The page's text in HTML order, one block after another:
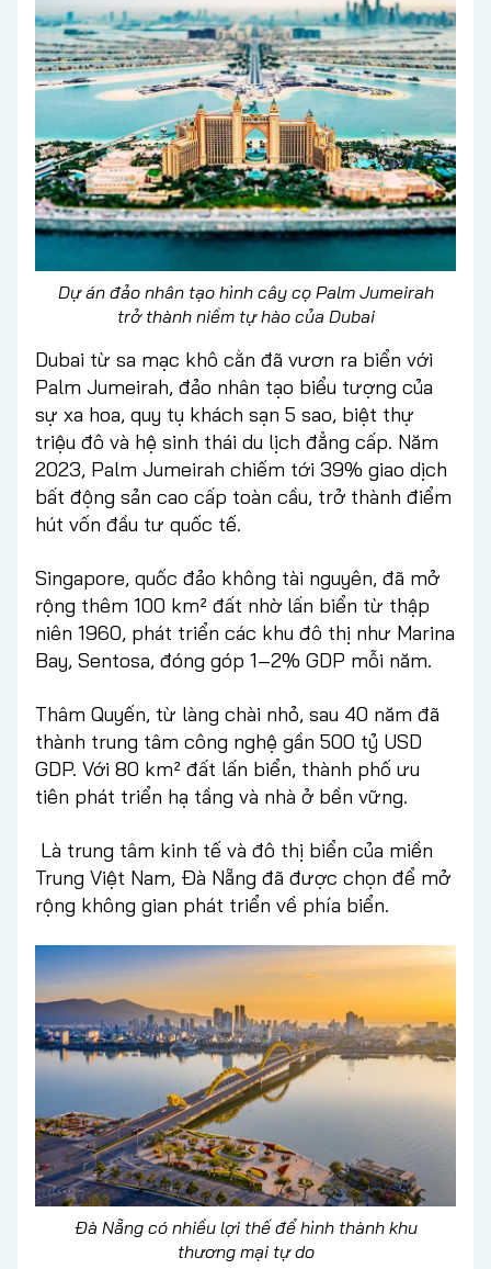
Dự án đảo nhân tạo hình cây cọ Palm Jumeirah
trở thành niềm tự hào của Dubai
Dubai từ sa mạc khô cằn đã vươn ra biển với
Palm Jumeirah, đảo nhân tạo biểu tượng của
sự xa hoa, quy tụ khách sạn 5 sao, biệt thự
triệu đô và hệ sinh thái du lịch đẳng cấp. Năm
2023, Palm Jumeirah chiếm tới 39% giao dịch
bất động sản cao cấp toàn cầu, trở thành điểm
hút vốn đầu tư quốc tế.
Singapore, quốc đảo không tài nguyên, đã mở
rộng thêm 100 km² đất nhờ lấn biển từ thập
niên 1960, phát triển các khu đô thị như Marina
Bay, Sentosa, đóng góp 1–2% GDP mỗi năm.
Thâm Quyến, từ làng chài nhỏ, sau 40 năm đã
thành trung tâm công nghệ gần 500 tỷ USD
GDP. Với 80 km² đất lấn biển, thành phố ưu
tiên phát triển hạ tầng và nhà ở bền vững.
Là trung tâm kinh tế và đô thị biển của miền
Trung Việt Nam, Đà Nẵng đã được chọn để mở
rộng không gian phát triển về phía biển.
Đà Nẵng có nhiều lợi thế để hình thành khu
thương mại tự do